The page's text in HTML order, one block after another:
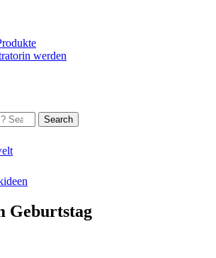
werden
Geburtstag